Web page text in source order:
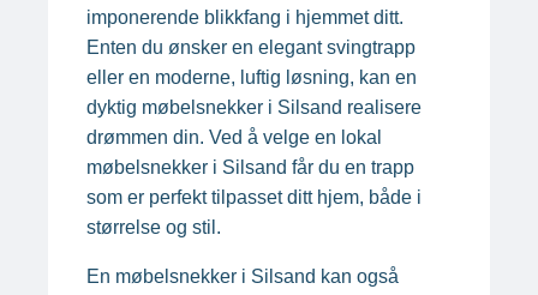
imponerende blikkfang i hjemmet ditt.
Enten du ønsker en elegant svingtrapp
eller en moderne, luftig løsning, kan en
dyktig møbelsnekker i Silsand realisere
drømmen din. Ved å velge en lokal
møbelsnekker i Silsand får du en trapp
som er perfekt tilpasset ditt hjem, både i
størrelse og stil.
En møbelsnekker i Silsand kan også